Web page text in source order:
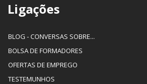
Ligações
BLOG - CONVERSAS SOBRE...
BOLSA DE FORMADORES
OFERTAS DE EMPREGO
TESTEMUNHOS